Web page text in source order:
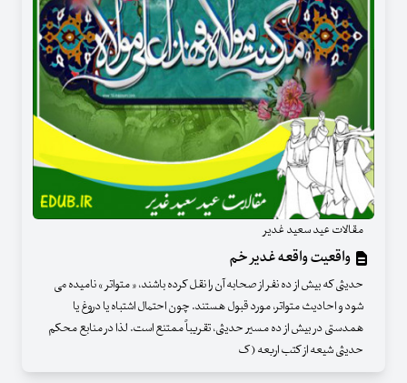
مقالات عید سعید غدیر
واقعیت واقعه غدیر خم
حدیثی که بیش از ده نفر از صحابه آن را نقل کرده باشند، « متواتر » نامیده می
شود و احادیث متواتر، مورد قبول هستند. چون احتمال اشتباه یا دروغ یا
همدستی در بیش از ده مسیر حدیثی، تقریباً ممتنع است. لذا در منابع محکم
حدیثی شیعه از کتب اربعه ( ک